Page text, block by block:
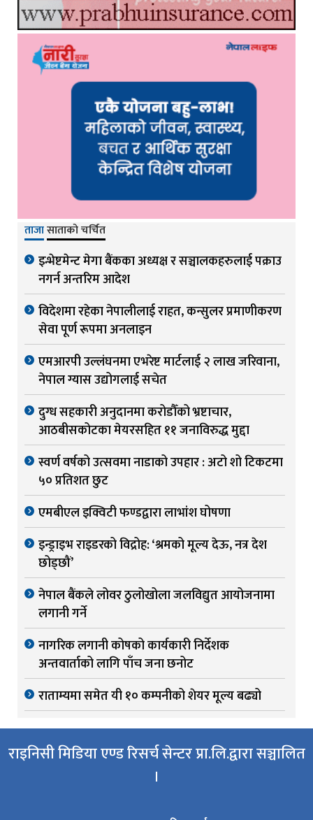
ताजासाताको चर्चित
इन्भेष्टमेन्ट मेगा बैंकका अध्यक्ष र सञ्चालकहरुलाई पक्राउ
नगर्न अन्तरिम आदेश
विदेशमा रहेका नेपालीलाई राहत, कन्सुलर प्रमाणीकरण
सेवा पूर्ण रूपमा अनलाइन
एमआरपी उल्लंघनमा एभरेष्ट मार्टलाई २ लाख जरिवाना,
नेपाल ग्यास उद्योगलाई सचेत
दुग्ध सहकारी अनुदानमा करोडौँको भ्रष्टाचार,
आठबीसकोटका मेयरसहित ११ जनाविरुद्ध मुद्दा
स्वर्ण वर्षको उत्सवमा नाडाको उपहार : अटो शो टिकटमा
५० प्रतिशत छुट
एमबीएल इक्विटी फण्डद्वारा लाभांश घोषणा
इन्ड्राइभ राइडरको विद्रोह: ‘श्रमको मूल्य देऊ, नत्र देश
छोड्छौं’
नेपाल बैंकले लोवर ठुलोखोला जलविद्युत आयोजनामा
लगानी गर्ने
नागरिक लगानी कोषको कार्यकारी निर्देशक
अन्तवार्ताको लागि पाँच जना छनोट
राताम्यमा समेत यी १० कम्पनीको शेयर मूल्य बढ्यो
राइनिसी मिडिया एण्ड रिसर्च सेन्टर प्रा.लि.द्वारा सञ्चालित
।